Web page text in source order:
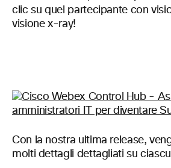
clic su quel partecipante con
visione x-ray!
Con la nostra ultima release,
molti dettagli dettagliati su